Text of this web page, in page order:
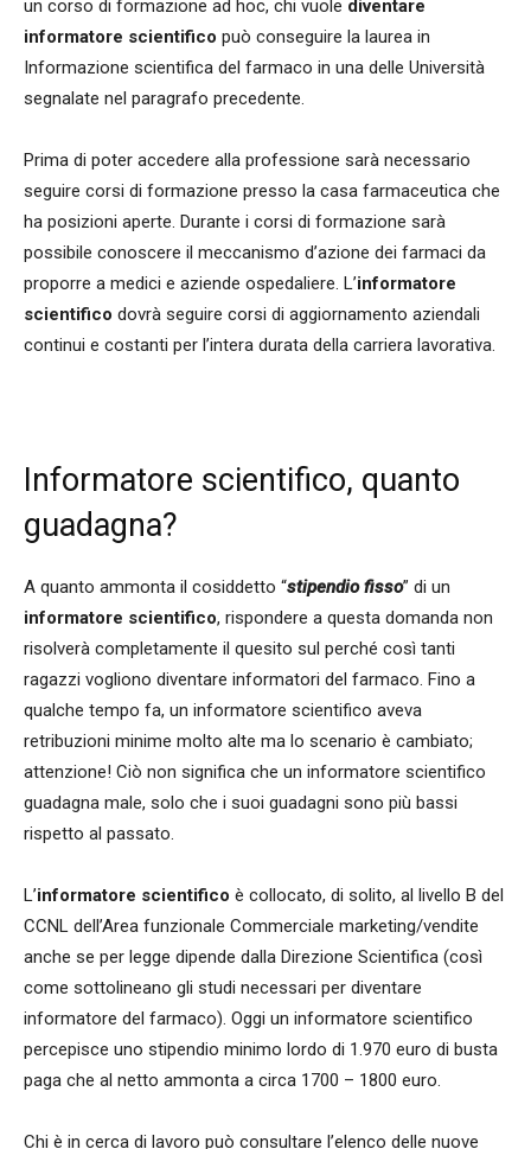
un corso di formazione ad hoc, chi vuole diventare
informatore scientifico può conseguire la laurea in
Informazione scientifica del farmaco in una delle Università
segnalate nel paragrafo precedente.
Prima di poter accedere alla professione sarà necessario
seguire corsi di formazione presso la casa farmaceutica che
ha posizioni aperte. Durante i corsi di formazione sarà
possibile conoscere il meccanismo d’azione dei farmaci da
proporre a medici e aziende ospedaliere. L’informatore
scientifico dovrà seguire corsi di aggiornamento aziendali
continui e costanti per l’intera durata della carriera lavorativa.
Informatore scientifico, quanto
guadagna?
A quanto ammonta il cosiddetto “stipendio fisso” di un
informatore scientifico, rispondere a questa domanda non
risolverà completamente il quesito sul perché così tanti
ragazzi vogliono diventare informatori del farmaco. Fino a
qualche tempo fa, un informatore scientifico aveva
retribuzioni minime molto alte ma lo scenario è cambiato;
attenzione! Ciò non significa che un informatore scientifico
guadagna male, solo che i suoi guadagni sono più bassi
rispetto al passato.
L’informatore scientifico è collocato, di solito, al livello B del
CCNL dell’Area funzionale Commerciale marketing/vendite
anche se per legge dipende dalla Direzione Scientifica (così
come sottolineano gli studi necessari per diventare
informatore del farmaco). Oggi un informatore scientifico
percepisce uno stipendio minimo lordo di 1.970 euro di busta
paga che al netto ammonta a circa 1700 – 1800 euro.
Chi è in cerca di lavoro può consultare l’elenco delle nuove